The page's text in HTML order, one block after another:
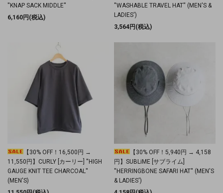
''KNAP SACK MIDDLE''
6,160円(税込)
''WASHABLE TRAVEL HAT'' (MEN'S &
LADIES')
3,564円(税込)
【30% OFF！16,500円 →
11,550円】CURLY [カーリー] ''HIGH
GAUGE KNIT TEE CHARCOAL''
(MEN'S)
【30% OFF！5,940円 → 4,158
円】SUBLiME [サブライム]
''HERRINGBONE SAFARI HAT'' (MEN'S
& LADIES')